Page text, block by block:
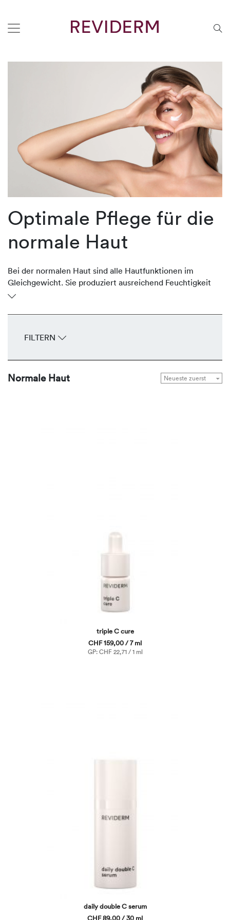
Optimale Pflege für die
normale Haut
Bei der normalen Haut sind alle Hautfunktionen im
Gleichgewicht. Sie produziert ausreichend Feuchtigkeit
und schützende Lipide, ist geschmeidig und glatt. Sie ist
feine Poren. Das gesamte Erscheinungsbild wirkt
REVIDERM Seren, Fluids, Cremes und Masken zur
FILTERN
Normale Haut
triple C cure
CHF 159,00 / 7 ml
GP: CHF 22,71 / 1 ml
daily double C serum
CHF 89,00 / 30 ml